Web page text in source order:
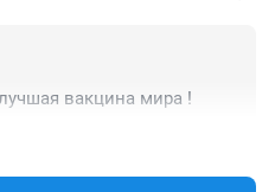
вакцина мира !